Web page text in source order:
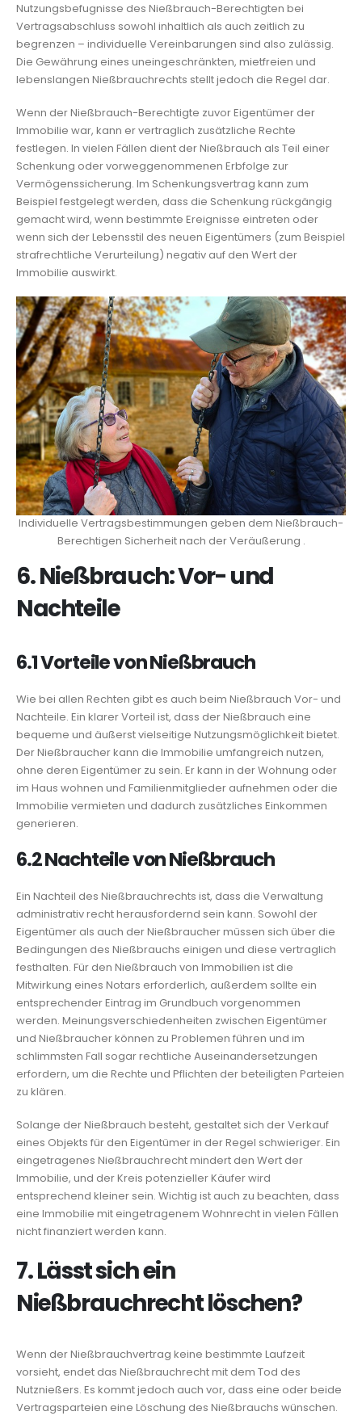
Nutzungsbefugnisse des Nießbrauch-Berechtigten bei
Vertragsabschluss sowohl inhaltlich als auch zeitlich zu
begrenzen – individuelle Vereinbarungen sind also zulässig.
Die Gewährung eines uneingeschränkten, mietfreien und
lebenslangen Nießbrauchrechts stellt jedoch die Regel dar.
Wenn der Nießbrauch-Berechtigte zuvor Eigentümer der
Immobilie war, kann er vertraglich zusätzliche Rechte
festlegen. In vielen Fällen dient der Nießbrauch als Teil einer
Schenkung oder vorweggenommenen Erbfolge zur
Vermögenssicherung. Im Schenkungsvertrag kann zum
Beispiel festgelegt werden, dass die Schenkung rückgängig
gemacht wird, wenn bestimmte Ereignisse eintreten oder
wenn sich der Lebensstil des neuen Eigentümers (zum Beispiel
strafrechtliche Verurteilung) negativ auf den Wert der
Immobilie auswirkt.
Individuelle Vertragsbestimmungen geben dem Nießbrauch-
Berechtigen Sicherheit nach der Veräußerung .
6. Nießbrauch: Vor- und
Nachteile
6.1 Vorteile von Nießbrauch
Wie bei allen Rechten gibt es auch beim Nießbrauch Vor- und
Nachteile. Ein klarer Vorteil ist, dass der Nießbrauch eine
bequeme und äußerst vielseitige Nutzungsmöglichkeit bietet.
Der Nießbraucher kann die Immobilie umfangreich nutzen,
ohne deren Eigentümer zu sein. Er kann in der Wohnung oder
im Haus wohnen und Familienmitglieder aufnehmen oder die
Immobilie vermieten und dadurch zusätzliches Einkommen
generieren.
6.2 Nachteile von Nießbrauch
Ein Nachteil des Nießbrauchrechts ist, dass die Verwaltung
administrativ recht herausfordernd sein kann. Sowohl der
Eigentümer als auch der Nießbraucher müssen sich über die
Bedingungen des Nießbrauchs einigen und diese vertraglich
festhalten. Für den Nießbrauch von Immobilien ist die
Mitwirkung eines Notars erforderlich, außerdem sollte ein
entsprechender Eintrag im Grundbuch vorgenommen
werden. Meinungsverschiedenheiten zwischen Eigentümer
und Nießbraucher können zu Problemen führen und im
schlimmsten Fall sogar rechtliche Auseinandersetzungen
erfordern, um die Rechte und Pflichten der beteiligten Parteien
zu klären.
Solange der Nießbrauch besteht, gestaltet sich der Verkauf
eines Objekts für den Eigentümer in der Regel schwieriger. Ein
eingetragenes Nießbrauchrecht mindert den Wert der
Immobilie, und der Kreis potenzieller Käufer wird
entsprechend kleiner sein. Wichtig ist auch zu beachten, dass
eine Immobilie mit eingetragenem Wohnrecht in vielen Fällen
nicht finanziert werden kann.
7. Lässt sich ein
Nießbrauchrecht löschen?
Wenn der Nießbrauchvertrag keine bestimmte Laufzeit
vorsieht, endet das Nießbrauchrecht mit dem Tod des
Nutznießers. Es kommt jedoch auch vor, dass eine oder beide
Vertragsparteien eine Löschung des Nießbrauchs wünschen.